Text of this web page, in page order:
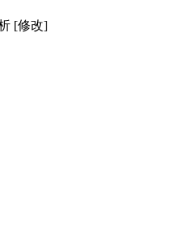
[修改]